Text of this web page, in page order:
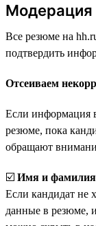
Все резюме на
подтвердить
Отсеиваем
Если информация
резюме, пока
обращают
☑️ Имя и
Если кандидат не
данные в резюме,